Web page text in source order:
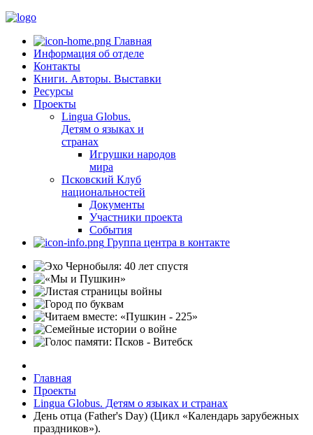
Главная
Информация об отделе
Контакты
Книги. Авторы. Выставки
Ресурсы
Проекты
Lingua Globus.
Детям о языках и
странах
Игрушки народов
мира
Псковский Клуб
национальностей
Документы
Участники проекта
События
Группа центра в контакте
Главная
Проекты
Lingua Globus. Детям о языках и странах
День отца (Father's Day) (Цикл «Календарь зарубежных
праздников»).